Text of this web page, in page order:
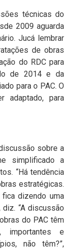
técnicas do
2009 aguarda
Jucá lembrar
de obras
do RDC para
de 2014 e da
para o PAC. O
adaptado, para
sobre a
simplificado a
“Há tendência
estratégicas.
dizendo uma
“A discussão
do PAC têm
importantes e
não têm?”,